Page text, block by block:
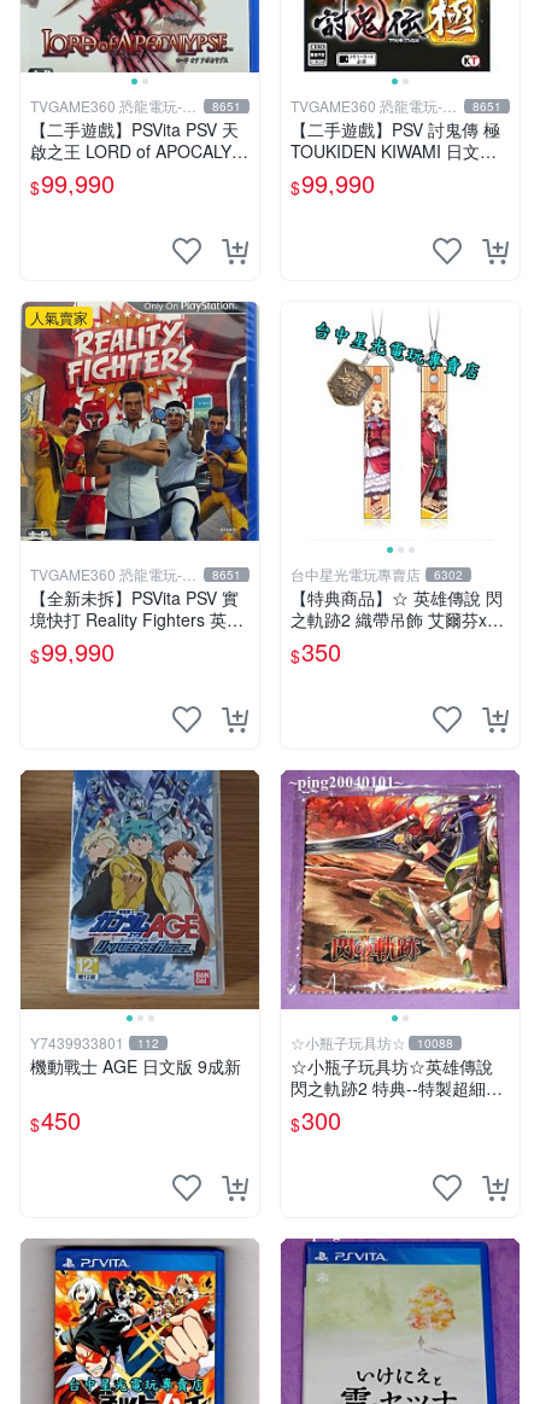
TVGAME360 恐龍電玩-台
中店
8651
【二手遊戲】PSVita PSV 天
啟之王 LORD of APOCALYP
SE 亞洲日文版 【台中恐龍電
玩】
$99,990
TVGAME360 恐龍電玩-台
中店
8651
【二手遊戲】PSV 討鬼傳 極
TOUKIDEN KIWAMI 日文版
【台中恐龍電玩】
$99,990
人氣賣家
TVGAME360 恐龍電玩-台
中店
8651
【全新未拆】PSVita PSV 實
境快打 Reality Fighters 英文
版【台中恐龍電玩】
$99,990
台中星光電玩專賣店 6302
【特典商品】☆ 英雄傳說 閃
之軌跡2 織帶吊飾 艾爾芬x奧
利巴特 ☆【官方授權商品】
台中星光電玩
$350
Y7439933801 112
機動戰士 AGE 日文版 9成新
$450
☆小瓶子玩具坊☆ 10088
☆小瓶子玩具坊☆英雄傳說
閃之軌跡2 特典--特製超細纖
維掛布 (無遊戲卡匣唷)
$300